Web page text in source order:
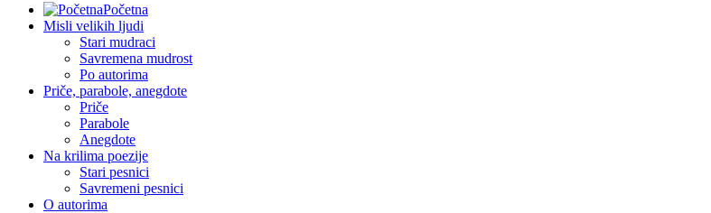
Početna
Misli velikih ljudi
Stari mudraci
Savremena mudrost
Po autorima
Priče, parabole, anegdote
Priče
Parabole
Anegdote
Na krilima poezije
Stari pesnici
Savremeni pesnici
O autorima